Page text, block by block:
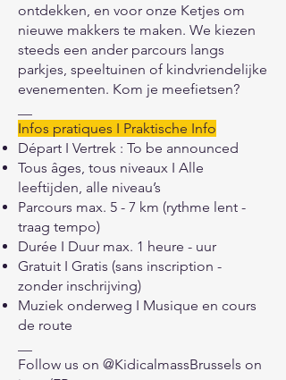
ontdekken, en voor onze Ketjes om
nieuwe makkers te maken. We kiezen
steeds een ander parcours langs
parkjes, speeltuinen of kindvriendelijke
evenementen. Kom je meefietsen?
Infos pratiques I Praktische Info
Départ I Vertrek : To be announced
Tous âges, tous niveaux I Alle
leeftijden, alle niveau’s
Parcours max. 5 - 7 km (rythme lent -
traag tempo)
Durée I Duur max. 1 heure - uur
Gratuit I Gratis (sans inscription -
zonder inschrijving)
Muziek onderweg I Musique en cours
de route
Follow us on @KidicalmassBrussels on